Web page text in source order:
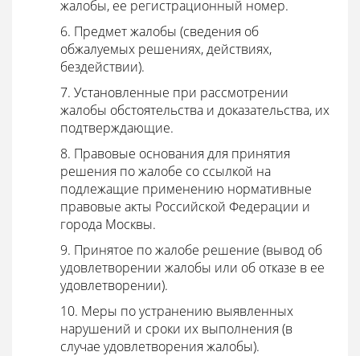
жалобы, ее регистрационный номер.
6. Предмет жалобы (сведения об
обжалуемых решениях, действиях,
бездействии).
7. Установленные при рассмотрении
жалобы обстоятельства и доказательства, их
подтверждающие.
8. Правовые основания для принятия
решения по жалобе со ссылкой на
подлежащие применению нормативные
правовые акты Российской Федерации и
города Москвы.
9. Принятое по жалобе решение (вывод об
удовлетворении жалобы или об отказе в ее
удовлетворении).
10. Меры по устранению выявленных
нарушений и сроки их выполнения (в
случае удовлетворения жалобы).